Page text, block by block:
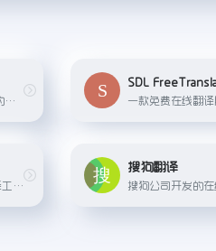
俄罗斯Yandex公司提供的在线翻译服务，支持多种语言翻译。
SDL
实时语音翻译和网页翻译工具，适合阅读外文网站和跨语言沟通。
搜狗翻译